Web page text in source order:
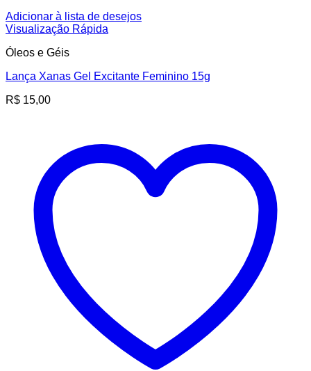
Adicionar à lista de desejos
Visualização Rápida
Óleos e Géis
Lança Xanas Gel Excitante Feminino 15g
R$ 15,00